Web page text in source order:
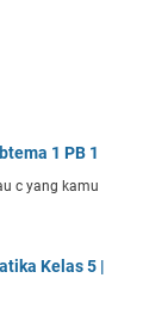
1 PB 1
c yang kamu
Kelas 5 |